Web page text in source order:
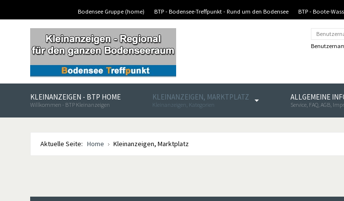
Bodensee Gruppe (home) BTP - Bodensee-Treffpunkt - Rund um den Bodensee BTP - Boote-
KLEINANZEIGEN - BTP HOME
Willkommen - BTP Kleinanzeigen
KLEINANZEIGEN, MARKTPLATZ
Kleinanzeigen, Kategorien
ALLGEMEINE
Service, FAQ, AGB,
Aktuelle Seite: Home Kleinanzeigen, Marktplatz